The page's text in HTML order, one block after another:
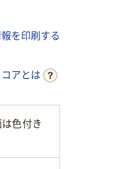
を印刷する
アとは
色付き